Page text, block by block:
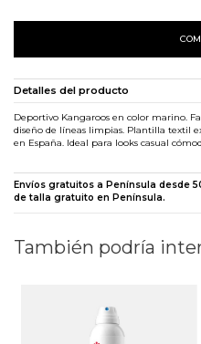
Detalles del producto
Deportivo Kangaroos en color marino.
diseño de líneas limpias. Plantilla textil
en España. Ideal para looks casual
Envíos gratuitos a Península desde
de talla gratuito en Península.
También podría